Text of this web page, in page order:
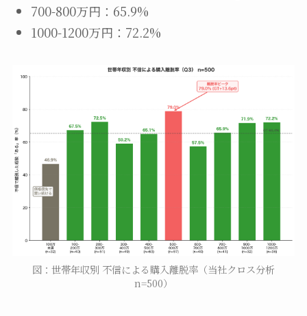
700-800万円：65.9%
1000-1200万円：72.2%
図：世帯年収別 不信による購入離脱率（当社クロス分析
n=500）